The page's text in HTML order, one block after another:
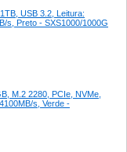
USB 3.2, Leitura:
s, Preto - SXS1000/1000G
M.2 2280, PCIe, NVMe,
s, Verde -